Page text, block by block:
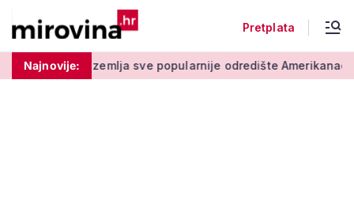
Pretplata
Najnovije:
sve popularnije odredište Amerikanaca u mirovini: